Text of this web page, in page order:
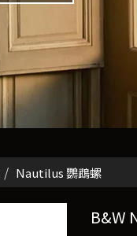
Nautilus 鸚鵡螺
B&W